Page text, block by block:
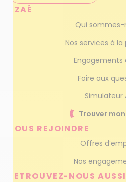
AZAÉ
Qui sommes-
Nos services à la
Engagements
Foire aux
Simulateur
Trouver
NOUS REJOINDRE
Offres
Nos
RETROUVEZ-NOUS